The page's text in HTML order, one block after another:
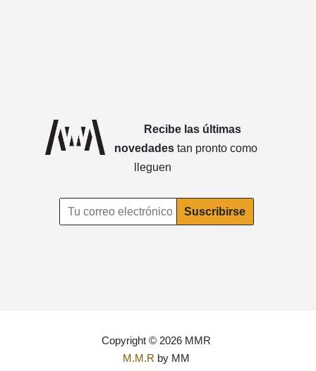
Recibe las últimas
novedades tan pronto como
lleguen
Copyright © 2026 MMR
M.M.R by MM